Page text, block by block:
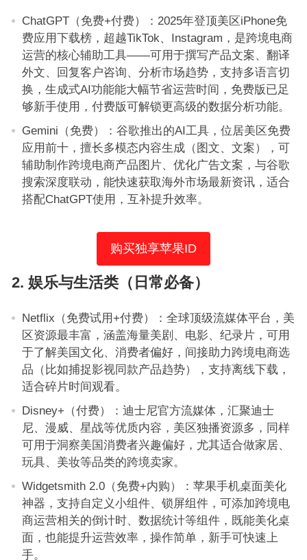
ChatGPT（免费+付费）：2025年登顶美区iPhone免
费应用下载榜，超越TikTok、Instagram，是跨境电商
运营的核心辅助工具——可用于撰写产品文案、翻译
外文、回复客户咨询、分析市场趋势，支持多语言切
换，生成式AI功能能大幅节省运营时间，免费版已足
够新手使用，付费版可解锁更高级的数据分析功能。
Gemini（免费）：谷歌推出的AI工具，位居美区免费
应用前十，擅长多模态内容生成（图文、文案），可
辅助制作跨境电商产品图片、优化广告文案，与谷歌
搜索深度联动，能快速获取海外市场最新资讯，适合
搭配ChatGPT使用，互补提升效率。
购买独享苹果ID
2. 娱乐与生活类（日常必备）
Netflix（免费试用+付费）：全球顶级流媒体平台，美
区资源最丰富，涵盖海量美剧、电影、纪录片，可用
于了解美国文化、消费者偏好，间接助力跨境电商选
品（比如捕捉影视同款产品趋势），支持离线下载，
适合碎片时间观看。
Disney+（付费）：迪士尼官方流媒体，汇聚迪士
尼、漫威、星战等优质内容，美区独播资源多，同样
可用于洞察美国消费者兴趣偏好，尤其适合做家居、
玩具、美妆等品类的跨境卖家。
Widgetsmith 2.0（免费+内购）：苹果手机桌面美化
神器，支持自定义小组件、锁屏组件，可添加跨境电
商运营相关的倒计时、数据统计等组件，既能美化桌
面，也能提升运营效率，操作简单，新手可快速上
手。